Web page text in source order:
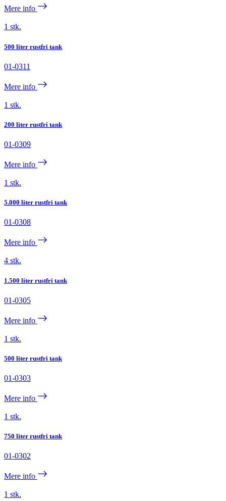
Mere info
1 stk.
500 liter rustfri tank
01-0311
Mere info
1 stk.
200 liter rustfri tank
01-0309
Mere info
1 stk.
5.000 liter rustfri tank
01-0308
Mere info
4 stk.
1.500 liter rustfri tank
01-0305
Mere info
1 stk.
500 liter rustfri tank
01-0303
Mere info
1 stk.
750 liter rustfri tank
01-0302
Mere info
1 stk.